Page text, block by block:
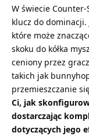
W świecie Counter-
klucz do
które może
skoku do kółka
ceniony przez
takich jak
przemieszczanie
Ci, jak
dostarczając
dotyczących jego